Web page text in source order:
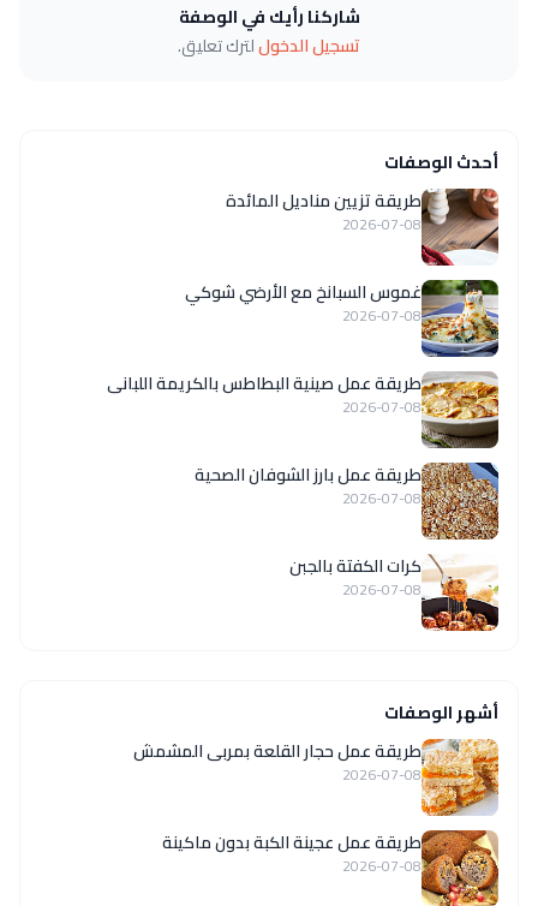
شاركنا رأيك في الوصفة
تسجيل الدخوللترك تعليق.
أحدث الوصفات
طريقة تزيين مناديل المائدة
2026-07-08
غموس السبانخ مع الأرضي شوكي
2026-07-08
طريقة عمل صينية البطاطس بالكريمة اللبانى
2026-07-08
طريقة عمل بارز الشوفان الصحية
2026-07-08
كرات الكفتة بالجبن
2026-07-08
أشهر الوصفات
طريقة عمل حجار القلعة بمربى المشمش
2026-07-08
طريقة عمل عجينة الكبة بدون ماكينة
2026-07-08